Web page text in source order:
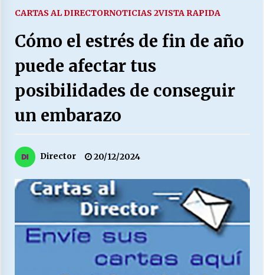
03/08/2026
LA DC POR SIEMPRE.RECORDANDO 69 AÑOS DE
28/07/2026
“ORGULLOSOS DE SER DC” SALUDA EL
27/07/2026
LABORAL:
Escuela hospitalaria El Carmen de Maipu.
25/06/2026
¿Qué habrían dicho?
23/06/2026
CARTAS AL DIRECTORNOTICIAS 2VISTA RAPIDA
Cómo el estrés de fin de año
puede afectar tus
posibilidades de conseguir
un embarazo
Director 20/12/2024